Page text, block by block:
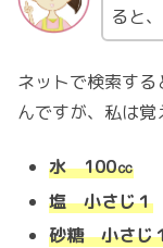
ると
ネットで検索す
んですが、私は覚
水 100㏄
塩 小さじ１
砂糖 小さじ